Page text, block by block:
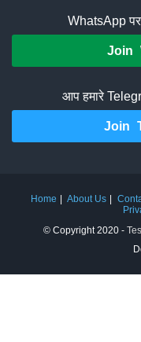
WhatsApp
Join
आप हमारे
Join
Home About Us
© Copyright 2020 -